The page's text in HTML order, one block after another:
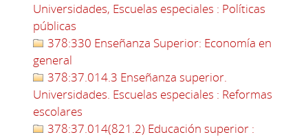
Universidades, Escuelas especiales : Políticas
públicas
378:330 Enseñanza Superior: Economía en
general
378:37.014.3 Enseñanza superior.
Universidades. Escuelas especiales : Reformas
escolares
378:37.014(821.2) Educación superior :